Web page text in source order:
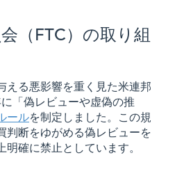
（FTC）の取り組
える悪影響を重く見た米連邦
「偽レビューや虚偽の推
ールを制定しました。この規
判断をゆがめる偽レビューを
確に禁止としています。